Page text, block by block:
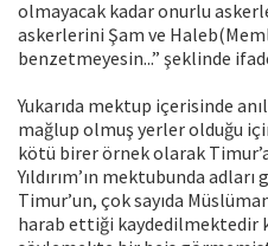
olmayacak kadar onurlu
askerlerini Şam ve
benzetmeyesin...” şeklinde
Yukarıda mektup içerisinde
mağlup olmuş yerler olduğu
kötü birer örnek olarak
Yıldırım’ın mektubunda
Timur’un, çok sayıda
harab ettiği kaydedilmektedir